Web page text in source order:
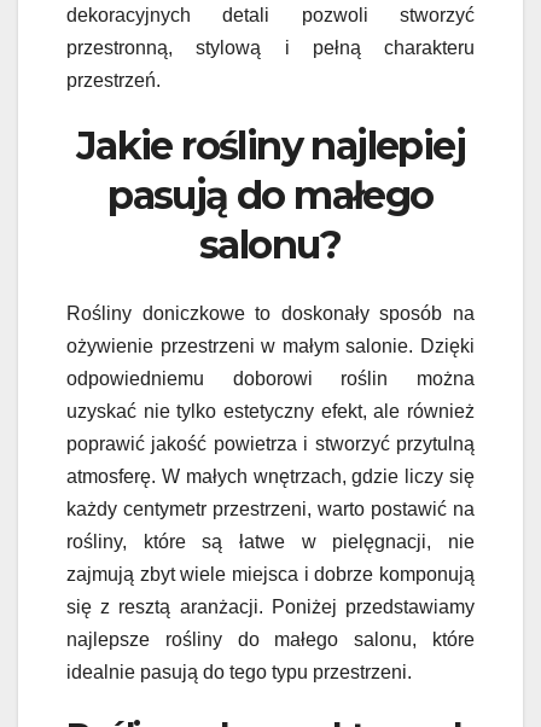
dekoracyjnych detali pozwoli stworzyć
przestronną, stylową i pełną charakteru
przestrzeń.
Jakie rośliny najlepiej
pasują do małego
salonu?
Rośliny doniczkowe to doskonały sposób na
ożywienie przestrzeni w małym salonie. Dzięki
odpowiedniemu doborowi roślin można
uzyskać nie tylko estetyczny efekt, ale również
poprawić jakość powietrza i stworzyć przytulną
atmosferę. W małych wnętrzach, gdzie liczy się
każdy centymetr przestrzeni, warto postawić na
rośliny, które są łatwe w pielęgnacji, nie
zajmują zbyt wiele miejsca i dobrze komponują
się z resztą aranżacji. Poniżej przedstawiamy
najlepsze rośliny do małego salonu, które
idealnie pasują do tego typu przestrzeni.